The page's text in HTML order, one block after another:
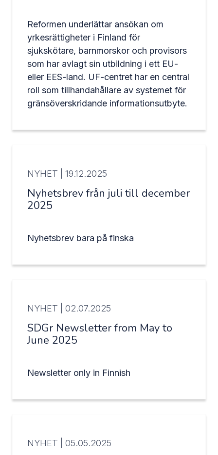
Reformen underlättar ansökan om
yrkesrättigheter i Finland för
sjukskötare, barnmorskor och provisors
som har avlagt sin utbildning i ett EU-
eller EES-land. UF-centret har en central
roll som tillhandahållare av systemet för
gränsöverskridande informationsutbyte.
NYHET | 19.12.2025
Nyhetsbrev från juli till december
2025
Nyhetsbrev bara på finska
NYHET | 02.07.2025
SDGr Newsletter from May to
June 2025
Newsletter only in Finnish
NYHET | 05.05.2025